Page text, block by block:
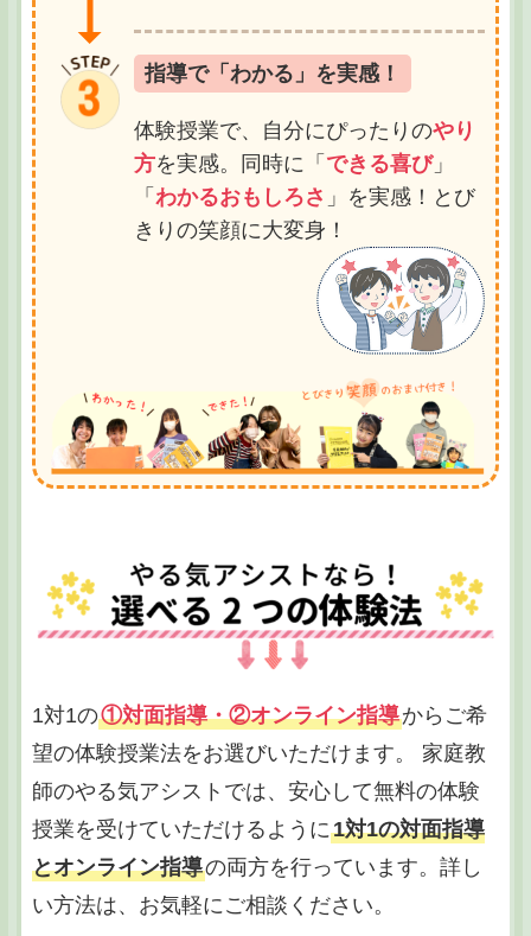
指導で「わかる」を実感！
体験授業で、自分にぴったりのやり
方を実感。同時に「 できる喜び」
「 わかるおもしろさ 」を実感！とび
きりの笑顔に大変身！
1対1の①対面指導・②オンライン指導からご希
望の体験授業法をお選びいただけます。 家庭教
師のやる気アシストでは、安心して無料の体験
授業を受けていただけるように1対1の対面指導
とオンライン指導の両方を行っています。詳し
い方法は、お気軽にご相談ください。